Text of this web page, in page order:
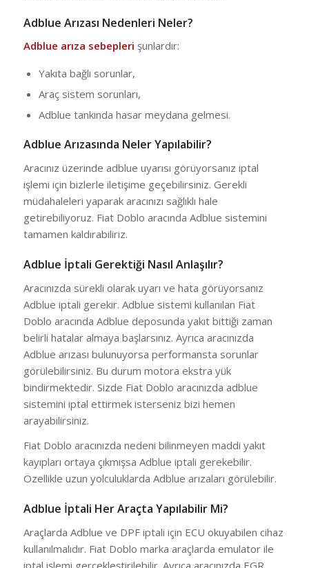
Adblue Arızası Nedenleri Neler?
Adblue arıza sebepleri şunlardır:
Yakıta bağlı sorunlar,
Araç sistem sorunları,
Adblue tankında hasar meydana gelmesi.
Adblue Arızasında Neler Yapılabilir?
Aracınız üzerinde adblue uyarısı görüyorsanız iptal
işlemi için bizlerle iletişime geçebilirsiniz. Gerekli
müdahaleleri yaparak aracınızı sağlıklı hale
getirebiliyoruz. Fiat Doblo aracında Adblue sistemini
tamamen kaldırabiliriz.
Adblue İptali Gerektiği Nasıl Anlaşılır?
Aracınızda sürekli olarak uyarı ve hata görüyorsanız
Adblue iptali gerekir. Adblue sistemi kullanılan Fiat
Doblo aracında Adblue deposunda yakıt bittiği zaman
belirli hatalar almaya başlarsınız. Ayrıca aracınızda
Adblue arızası bulunuyorsa performansta sorunlar
görülebilirsiniz. Bu durum motora ekstra yük
bindirmektedir. Sizde Fiat Doblo aracınızda adblue
sistemini iptal ettirmek isterseniz bizi hemen
arayabilirsiniz.
Fiat Doblo aracınızda nedeni bilinmeyen maddi yakıt
kayıpları ortaya çıkmışsa Adblue iptali gerekebilir.
Özellikle uzun yolculuklarda Adblue arızaları görülebilir.
Adblue İptali Her Araçta Yapılabilir Mi?
Araçlarda Adblue ve DPF iptali için ECU okuyabilen cihaz
kullanılmalıdır. Fiat Doblo marka araçlarda emulator ile
iptal işlemi gerçekleştirilebilir. Ayrıca aracınızda EGR